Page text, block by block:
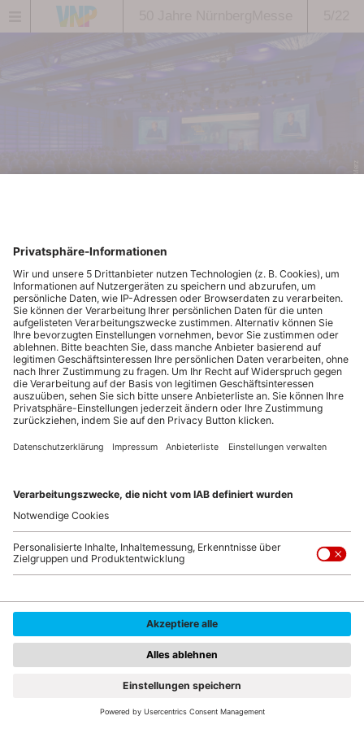
© Matthias Merz
Den Standort gemeinsam
vermarkten
NürnbergMesse und Congress- und
Tourismuszentrale vermarkten mit
NürnbergConvention gemeinsam Kongresse und
Events
Das Ausrichten großer Messen ist heute nicht mehr
fachbegleitenden Kongressen, Tagungen und Seminaren
das Messezentrum Nürnberg dafür nicht prädestiniert.
Erst mit der Eröffnung des NCC Ost 2005 bot sich die
Möglichkeit, auch große Kongresse zeitgleich mit Messen
durchzuführen.